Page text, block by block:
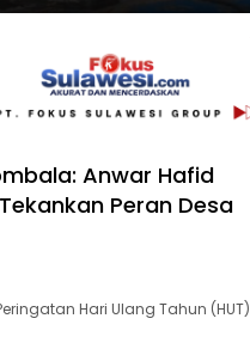
Anwar Hafid
Peran Desa
Peringatan Hari Ulang Tahun (HUT)